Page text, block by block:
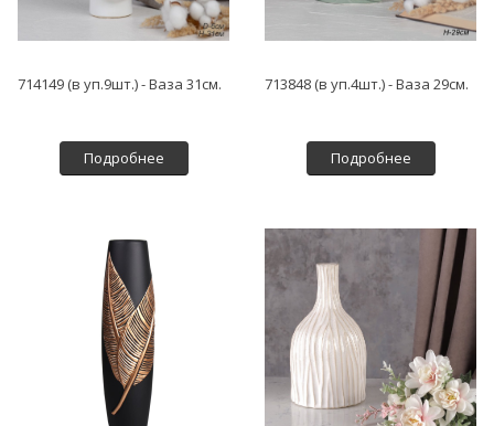
714149 (в уп.9шт.) - Ваза 31см.
Подробнее
713848 (в уп.4шт.) - Ваза 29см.
Подробнее